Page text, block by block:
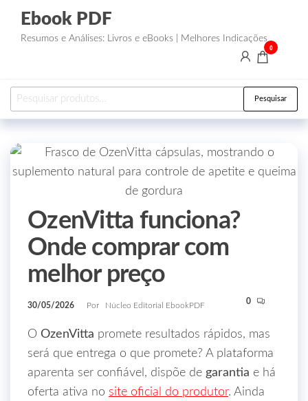
Ebook PDF
Resumos e Análises: Livros e eBooks | Melhores Indicações
0
Pesquisar
OzenVitta funciona?
Onde comprar com
melhor preço
30/05/2026 Por Núcleo Editorial EbookPDF 0
O OzenVitta promete resultados rápidos, mas
será que entrega o que promete? A plataforma
aparenta ser confiável, dispõe de garantia e há
oferta ativa no site oficial do produtor. Ainda